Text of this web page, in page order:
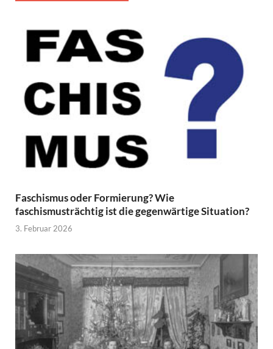
Faschismus oder Formierung? Wie
faschismusträchtig ist die gegenwärtige Situation?
3. Februar 2026